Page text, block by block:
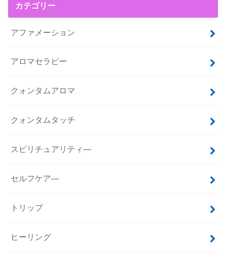
カテゴリー
アファメーション
アロマセラピー
クォンタムアロマ
クォンタムタッチ
スピリチュアリティ―
セルフケア―
トリップ
ヒーリング